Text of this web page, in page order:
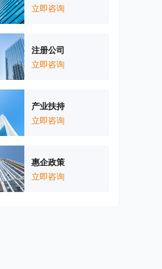
立即咨询
注册公司
立即咨询
产业扶持
立即咨询
惠企政策
立即咨询